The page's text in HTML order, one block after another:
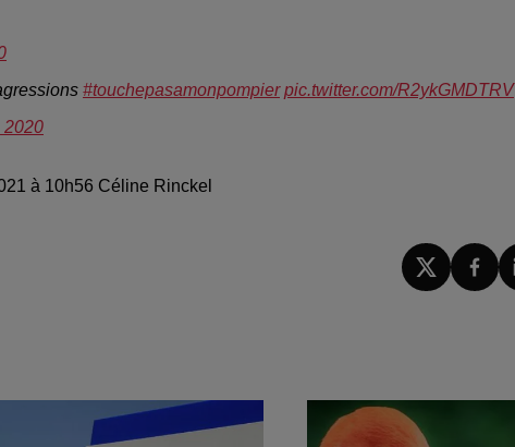
#touchepasamonpompier pic.twitter.com/R2ykGMDTRV
2020
à 10h56 Céline Rinckel